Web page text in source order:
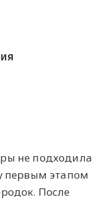
не подходила
первым этапом
После